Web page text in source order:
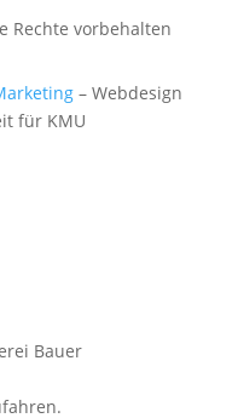
Rechte vorbehalten
– Webdesign
für KMU
Bauer